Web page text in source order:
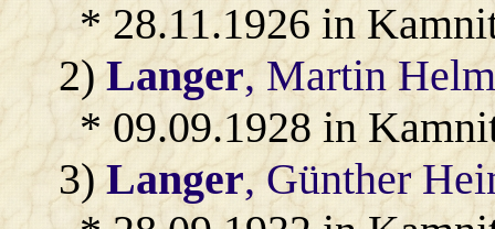
* 28.11.1926 in
2)Langer, Martin
* 09.09.1928 in
3)Langer, Günther